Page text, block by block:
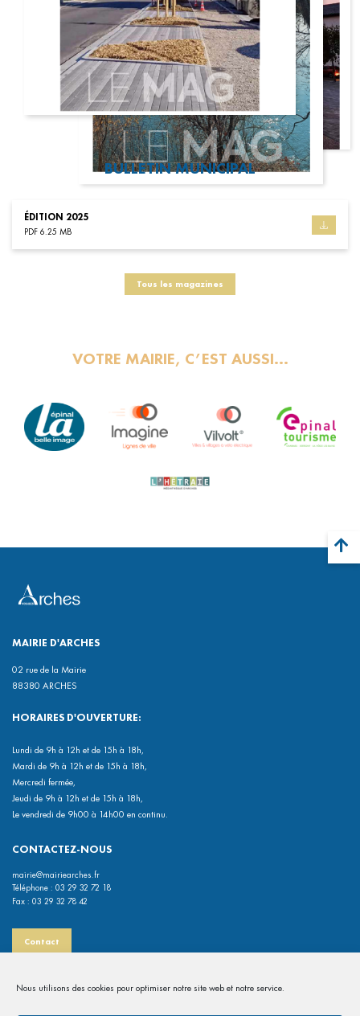
Nous utilisons des cookies pour optimiser notre site web et notre service.
BULLETIN MUNICIPAL
ÉDITION 2025
PDF 6.25 MB
Tous les magazines
VOTRE MAIRIE, C’EST AUSSI…
MAIRIE D'ARCHES
02 rue de la Mairie
88380 ARCHES
HORAIRES D'OUVERTURE:
Lundi de 9h à 12h et de 15h à 18h,
Mardi de 9h à 12h et de 15h à 18h,
Mercredi fermée,
Jeudi de 9h à 12h et de 15h à 18h,
Le vendredi de 9h00 à 14h00 en continu.
CONTACTEZ-NOUS
mairie@mairiearches.fr
Téléphone : 03 29 32 72 18
Fax : 03 29 32 78 42
Contact
INFORMATIONS PRATIQUES